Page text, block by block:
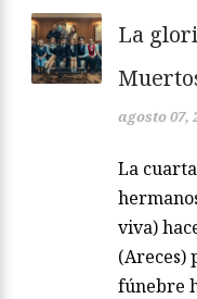
La
agosto 07,
La
viva)
(Areces)
fúnebre